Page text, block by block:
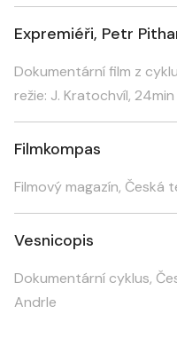
Expremiéři, Petr
Dokumentární film z
režie: J. Kratochvíl, 24min
Filmkompas
Filmový magazín, Česká
Vesnicopis
Dokumentární cyklus,
Andrle